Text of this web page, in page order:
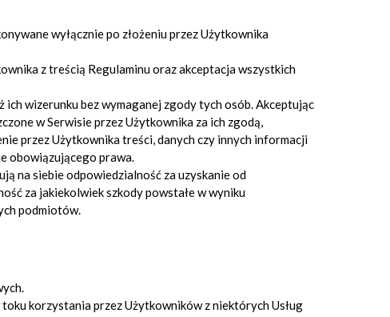
wyłącznie po złożeniu przez Użytkownika
z treścią Regulaminu oraz akceptacja wszystkich
wizerunku bez wymaganej zgody tych osób. Akceptując
w Serwisie przez Użytkownika za ich zgodą,
przez Użytkownika treści, danych czy innych informacji
obowiązującego prawa.
na siebie odpowiedzialność za uzyskanie od
za jakiekolwiek szkody powstałe w wyniku
podmiotów.
korzystania przez Użytkowników z niektórych Usług